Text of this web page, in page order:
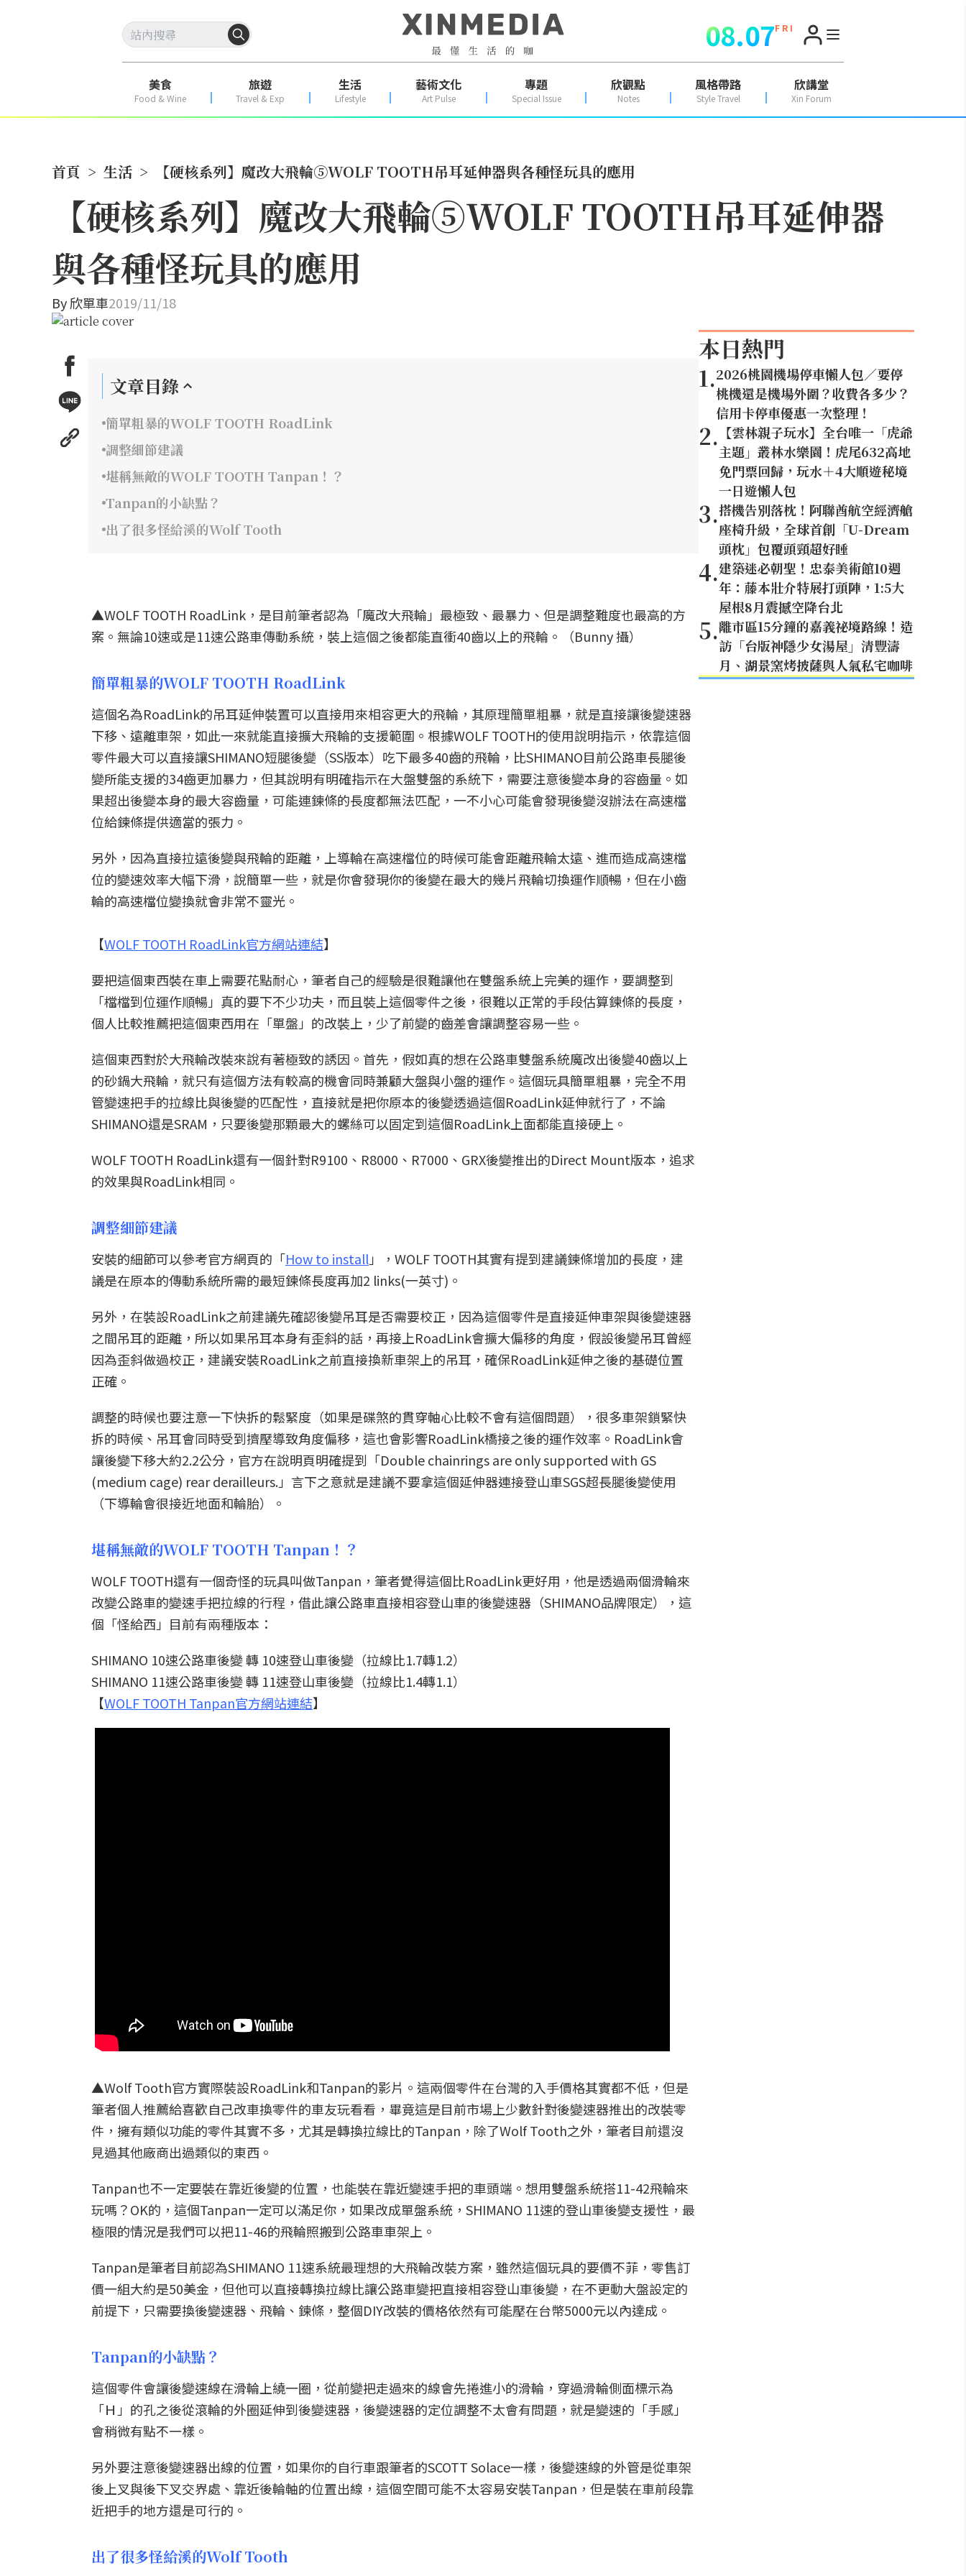
08.07F R I
美食
Food & Wine
旅遊
Travel & Exp
生活
Lifestyle
藝術文化
Art Pulse
專題
Special Issue
欣觀點
Notes
風格帶路
Style Travel
欣講堂
Xin Forum
首頁 > 生活 > 【硬核系列】魔改大飛輪⑤WOLF TOOTH吊耳延伸器與各種怪玩具的應用
【硬核系列】魔改大飛輪⑤WOLF TOOTH吊耳延伸器
與各種怪玩具的應用
By欣單車2019/11/18
文章目錄
簡單粗暴的WOLF TOOTH RoadLink
調整細節建議
堪稱無敵的WOLF TOOTH Tanpan！？
Tanpan的小缺點？
出了很多怪給溪的Wolf Tooth
▲WOLF TOOTH RoadLink，是目前筆者認為「魔改大飛輪」最極致、最暴力、但是調整難度也最高的方
案。無論10速或是11速公路車傳動系統，裝上這個之後都能直衝40齒以上的飛輪。（Bunny 攝）
簡單粗暴的WOLF TOOTH RoadLink
這個名為RoadLink的吊耳延伸裝置可以直接用來相容更大的飛輪，其原理簡單粗暴，就是直接讓後變速器
下移、遠離車架，如此一來就能直接擴大飛輪的支援範圍。根據WOLF TOOTH的使用說明指示，依靠這個
零件最大可以直接讓SHIMANO短腿後變（SS版本）吃下最多40齒的飛輪，比SHIMANO目前公路車長腿後
變所能支援的34齒更加暴力，但其說明有明確指示在大盤雙盤的系統下，需要注意後變本身的容齒量。如
果超出後變本身的最大容齒量，可能連鍊條的長度都無法匹配，一不小心可能會發現後變沒辦法在高速檔
位給鍊條提供適當的張力。
另外，因為直接拉遠後變與飛輪的距離，上導輪在高速檔位的時候可能會距離飛輪太遠、進而造成高速檔
位的變速效率大幅下滑，說簡單一些，就是你會發現你的後變在最大的幾片飛輪切換運作順暢，但在小齒
輪的高速檔位變換就會非常不靈光。
【WOLF TOOTH RoadLink官方網站連結】
要把這個東西裝在車上需要花點耐心，筆者自己的經驗是很難讓他在雙盤系統上完美的運作，要調整到
「檔檔到位運作順暢」真的要下不少功夫，而且裝上這個零件之後，很難以正常的手段估算鍊條的長度，
個人比較推薦把這個東西用在「單盤」的改裝上，少了前變的齒差會讓調整容易一些。
這個東西對於大飛輪改裝來說有著極致的誘因。首先，假如真的想在公路車雙盤系統魔改出後變40齒以上
的砂鍋大飛輪，就只有這個方法有較高的機會同時兼顧大盤與小盤的運作。這個玩具簡單粗暴，完全不用
管變速把手的拉線比與後變的匹配性，直接就是把你原本的後變透過這個RoadLink延伸就行了，不論
SHIMANO還是SRAM，只要後變那顆最大的螺絲可以固定到這個RoadLink上面都能直接硬上。
WOLF TOOTH RoadLink還有一個針對R9100、R8000、R7000、GRX後變推出的Direct Mount版本，追求
的效果與RoadLink相同。
調整細節建議
安裝的細節可以參考官方網頁的「How to install」，WOLF TOOTH其實有提到建議鍊條增加的長度，建
議是在原本的傳動系統所需的最短鍊條長度再加2 links(一英寸)。
另外，在裝設RoadLink之前建議先確認後變吊耳是否需要校正，因為這個零件是直接延伸車架與後變速器
之間吊耳的距離，所以如果吊耳本身有歪斜的話，再接上RoadLink會擴大偏移的角度，假設後變吊耳曾經
因為歪斜做過校正，建議安裝RoadLink之前直接換新車架上的吊耳，確保RoadLink延伸之後的基礎位置
正確。
調整的時候也要注意一下快拆的鬆緊度（如果是碟煞的貫穿軸心比較不會有這個問題），很多車架鎖緊快
拆的時候、吊耳會同時受到擠壓導致角度偏移，這也會影響RoadLink橋接之後的運作效率。RoadLink會
讓後變下移大約2.2公分，官方在說明頁明確提到「Double chainrings are only supported with GS
(medium cage) rear derailleurs.」言下之意就是建議不要拿這個延伸器連接登山車SGS超長腿後變使用
（下導輪會很接近地面和輪胎）。
堪稱無敵的WOLF TOOTH Tanpan！？
WOLF TOOTH還有一個奇怪的玩具叫做Tanpan，筆者覺得這個比RoadLink更好用，他是透過兩個滑輪來
改變公路車的變速手把拉線的行程，借此讓公路車直接相容登山車的後變速器（SHIMANO品牌限定），這
個「怪給西」目前有兩種版本：
SHIMANO 10速公路車後變 轉 10速登山車後變（拉線比1.7轉1.2）
SHIMANO 11速公路車後變 轉 11速登山車後變（拉線比1.4轉1.1）
【WOLF TOOTH Tanpan官方網站連結】
▲Wolf Tooth官方實際裝設RoadLink和Tanpan的影片。這兩個零件在台灣的入手價格其實都不低，但是
筆者個人推薦給喜歡自己改車換零件的車友玩看看，畢竟這是目前市場上少數針對後變速器推出的改裝零
件，擁有類似功能的零件其實不多，尤其是轉換拉線比的Tanpan，除了Wolf Tooth之外，筆者目前還沒
見過其他廠商出過類似的東西。
Tanpan也不一定要裝在靠近後變的位置，也能裝在靠近變速手把的車頭端。想用雙盤系統搭11-42飛輪來
玩嗎？OK的，這個Tanpan一定可以滿足你，如果改成單盤系統，SHIMANO 11速的登山車後變支援性，最
極限的情況是我們可以把11-46的飛輪照搬到公路車車架上。
Tanpan是筆者目前認為SHIMANO 11速系統最理想的大飛輪改裝方案，雖然這個玩具的要價不菲，零售訂
價一組大約是50美金，但他可以直接轉換拉線比讓公路車變把直接相容登山車後變，在不更動大盤設定的
前提下，只需要換後變速器、飛輪、鍊條，整個DIY改裝的價格依然有可能壓在台幣5000元以內達成。
Tanpan的小缺點？
這個零件會讓後變速線在滑輪上繞一圈，從前變把走過來的線會先捲進小的滑輪，穿過滑輪側面標示為
「Ｈ」的孔之後從滾輪的外圈延伸到後變速器，後變速器的定位調整不太會有問題，就是變速的「手感」
會稍微有點不一樣。
另外要注意後變速器出線的位置，如果你的自行車跟筆者的SCOTT Solace一樣，後變速線的外管是從車架
後上叉與後下叉交界處、靠近後輪軸的位置出線，這個空間可能不太容易安裝Tanpan，但是裝在車前段靠
近把手的地方還是可行的。
出了很多怪給溪的Wolf Tooth
本日熱門
1.2026桃園機場停車懶人包／要停
桃機還是機場外圍？收費各多少？
信用卡停車優惠一次整理！
2. 【雲林親子玩水】全台唯一「虎爺
主題」叢林水樂園！虎尾632高地
免門票回歸，玩水＋4大順遊秘境
一日遊懶人包
3.搭機告別落枕！阿聯酋航空經濟艙
座椅升級，全球首創「U-Dream
頭枕」包覆頭頸超好睡
4.建築迷必朝聖！忠泰美術館10週
年：藤本壯介特展打頭陣，1:5大
屋根8月震撼空降台北
5.離市區15分鐘的嘉義祕境路線！造
訪「台版神隱少女湯屋」清豐濤
月、湖景窯烤披薩與人氣私宅咖啡